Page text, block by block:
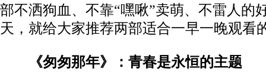
部不洒狗血、不靠“嘿啾”卖萌、不雷人的
天，就给大家推荐两部适合一早一晚观看
《匆匆那年》： 青春是永恒的主题